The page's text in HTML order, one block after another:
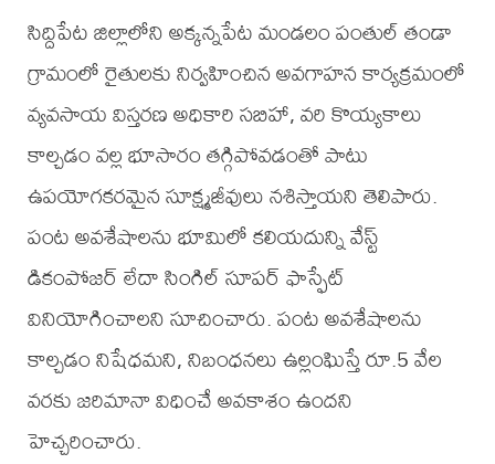
సిద్దిపేట జిల్లాలోని అక్కన్నపేట మండలం పంతుల్ తండా
గ్రామంలో రైతులకు నిర్వహించిన అవగాహన కార్యక్రమంలో
వ్యవసాయ విస్తరణ అధికారి సబిహా, వరి కొయ్యకాలు
కాల్చడం వల్ల భూసారం తగ్గిపోవడంతో పాటు
ఉపయోగకరమైన సూక్ష్మజీవులు నశిస్తాయని తెలిపారు.
పంట అవశేషాలను భూమిలో కలియదున్ని వేస్ట్
డికంపోజర్ లేదా సింగిల్ సూపర్ ఫాస్ఫేట్
వినియోగించాలని సూచించారు. పంట అవశేషాలను
కాల్చడం నిషేధమని, నిబంధనలు ఉల్లంఘిస్తే రూ.5 వేల
వరకు జరిమానా విధించే అవకాశం ఉందని
హెచ్చరించారు.